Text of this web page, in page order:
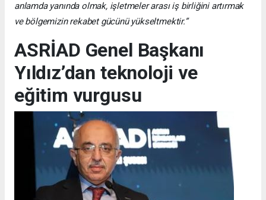
anlamda yanında olmak, işletmeler arası iş birliğini artırmak
ve bölgemizin rekabet gücünü yükseltmektir.”
ASRİAD Genel Başkanı
Yıldız’dan teknoloji ve
eğitim vurgusu